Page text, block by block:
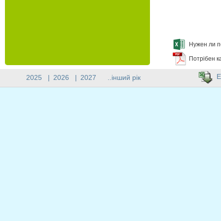
Нужен ли
Потрібен
2025 | 2026 | 2027 ..інший рік